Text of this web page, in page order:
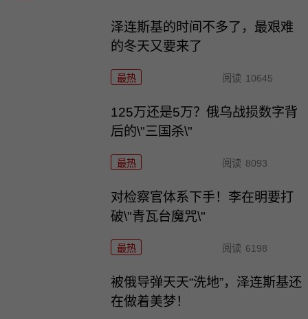
泽连斯基的时间不多了，最艰难
的冬天又要来了
最热 阅读 10645
125万还是5万？俄乌战损数字背
后的\"三国杀\"
最热 阅读 8093
对检察官体系下手！李在明要打
破\"青瓦台魔咒\"
最热 阅读 6198
被俄导弹天天“洗地”，泽连斯基还
在做着美梦！